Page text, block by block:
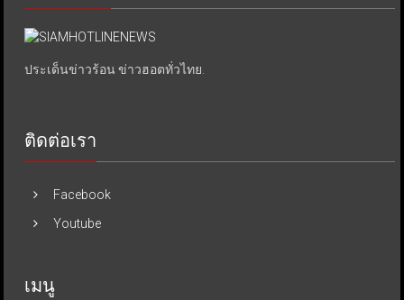
ประเด็นข่าวร้อน ข่าวฮอตทั่วไทย.
ติดต่อเรา
Facebook
Youtube
เมนู